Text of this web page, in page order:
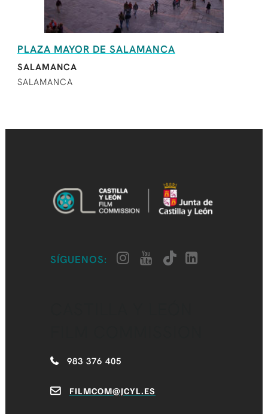
PLAZA MAYOR DE SALAMANCA
SALAMANCA
SALAMANCA
SÍGUENOS:
983 376 405
FILMCOM@JCYL.ES